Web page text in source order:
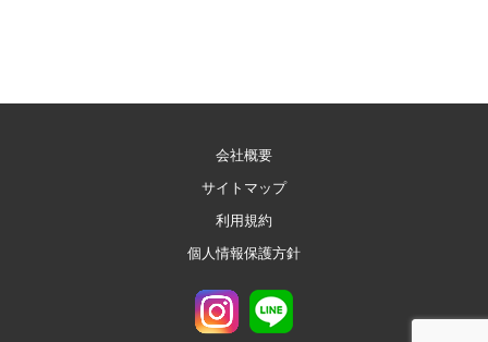
会社概要
サイトマップ
利用規約
個人情報保護方針